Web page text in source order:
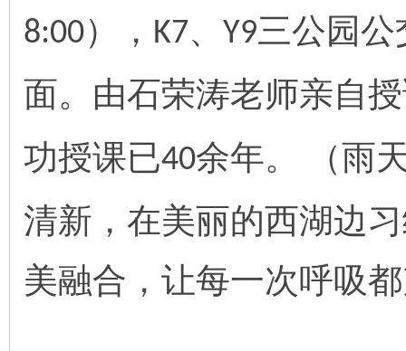
8:00）， K7、 Y9三公园
面。由石荣涛老师亲自
功授课已40余年。
（雨
清新，在美丽的西湖边
美融合，让每一次呼吸